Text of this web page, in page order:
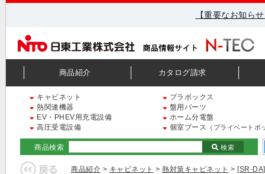
【重要なお知ら
商品紹介 カタログ請求
キャビネット
プラボックス
熱関連機器
盤用パーツ
EV・PHEV用充電設備
ホーム分電盤
高圧受電設備
個室ブース （プライベートボ
商品検索 検索
商品紹介 > キャビネット > 熱対策キャビネット > [SR-